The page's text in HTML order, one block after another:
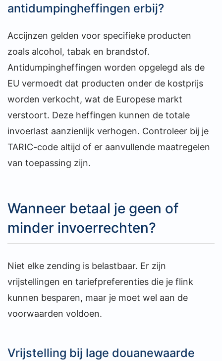
antidumpingheffingen erbij?
Accijnzen gelden voor specifieke producten
zoals alcohol, tabak en brandstof.
Antidumpingheffingen worden opgelegd als de
EU vermoedt dat producten onder de kostprijs
worden verkocht, wat de Europese markt
verstoort. Deze heffingen kunnen de totale
invoerlast aanzienlijk verhogen. Controleer bij je
TARIC-code altijd of er aanvullende maatregelen
van toepassing zijn.
Wanneer betaal je geen of
minder invoerrechten?
Niet elke zending is belastbaar. Er zijn
vrijstellingen en tariefpreferenties die je flink
kunnen besparen, maar je moet wel aan de
voorwaarden voldoen.
Vrijstelling bij lage douanewaarde